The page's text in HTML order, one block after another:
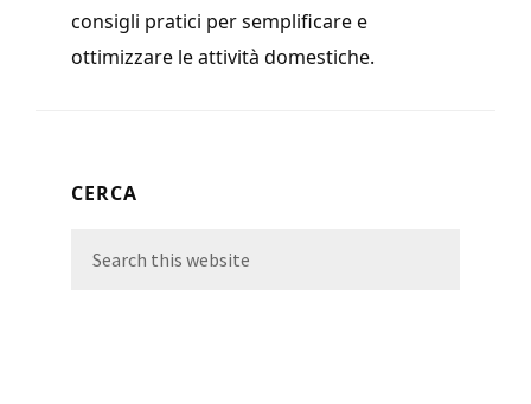
consigli pratici per semplificare e
ottimizzare le attività domestiche.
Primary
CERCA
this